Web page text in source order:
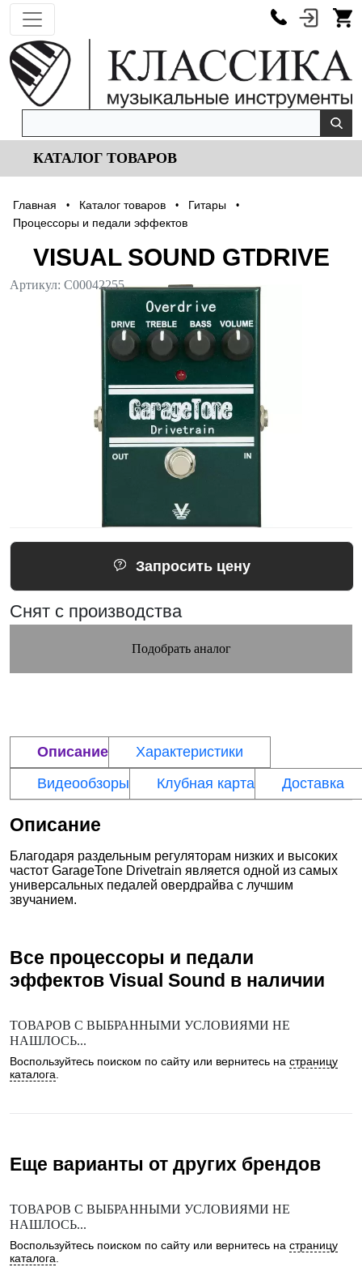
КАТАЛОГ ТОВАРОВ
Главная • Каталог товаров • Гитары •
Процессоры и педали эффектов
VISUAL SOUND GTDRIVE
Артикул: С00042255
Запросить цену
Снят с производства
Подобрать аналог
Описание
Характеристики
Видеообзоры
Клубная карта Доставка
Описание
Благодаря раздельным регуляторам низких и высоких
частот GarageTone Drivetrain является одной из самых
универсальных педалей овердрайва с лучшим
звучанием.
Все процессоры и педали
эффектов Visual Sound в наличии
ТОВАРОВ С ВЫБРАННЫМИ УСЛОВИЯМИ НЕ
НАШЛОСЬ...
Воспользуйтесь поиском по сайту или вернитесь на страницу
каталога.
Еще варианты от других брендов
ТОВАРОВ С ВЫБРАННЫМИ УСЛОВИЯМИ НЕ
НАШЛОСЬ...
Воспользуйтесь поиском по сайту или вернитесь на страницу
каталога.